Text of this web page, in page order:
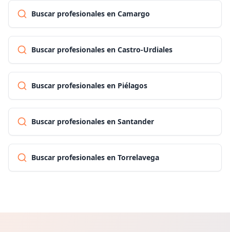
Buscar profesionales en Camargo
Buscar profesionales en Castro-Urdiales
Buscar profesionales en Piélagos
Buscar profesionales en Santander
Buscar profesionales en Torrelavega